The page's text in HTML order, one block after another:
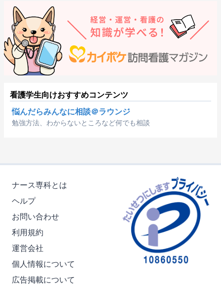
看護学生向けおすすめコンテンツ
悩んだらみんなに相談＠ラウンジ
勉強方法、わからないところなど何でも相談
ナース専科とは
ヘルプ
お問い合わせ
利用規約
運営会社
個人情報について
広告掲載について